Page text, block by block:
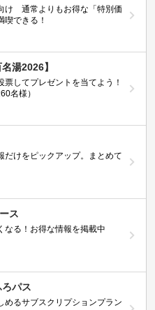
け 通常よりもお得な「特別価
喫できる！
湯2026】
票してプレゼントを当てよう！
名様）
だけをピックアップ。まとめて
ス
なる！お得な情報を掲載中
パス
めるサブスクリプションプラン